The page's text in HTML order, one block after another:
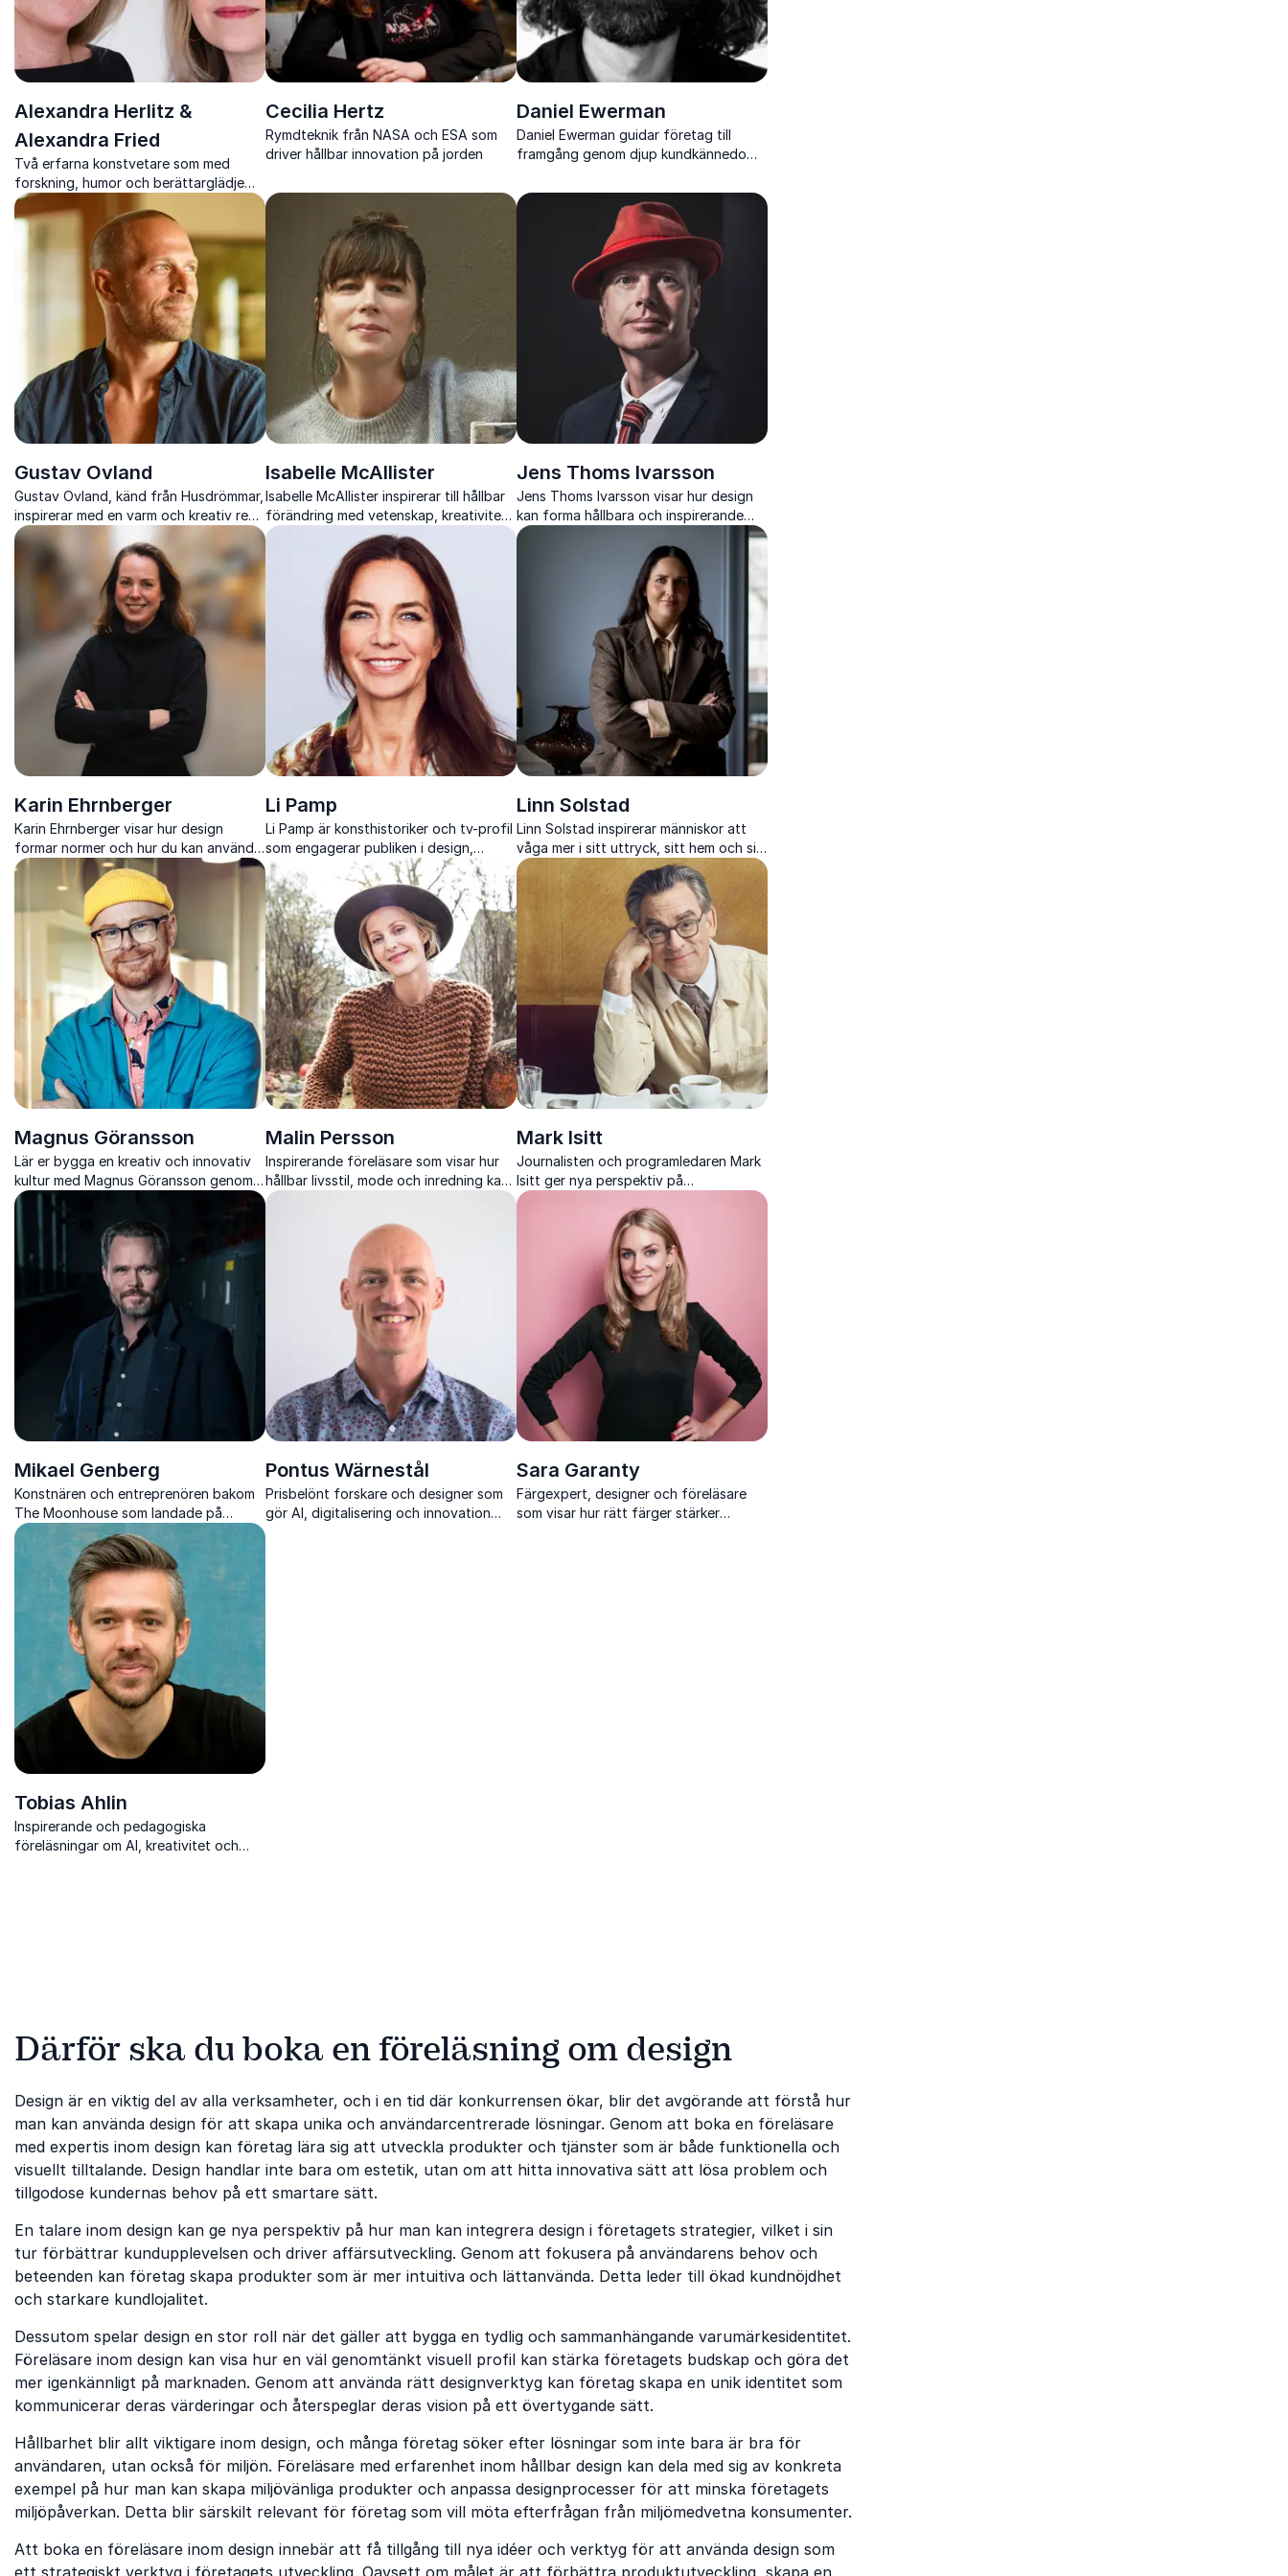
Alexandra Herlitz &
Alexandra Fried
Två erfarna konstvetare som med
forskning, humor och berättarglädje
gör konsthistoria levande för en bred
publik.
Cecilia Hertz
Rymdteknik från NASA och ESA som
driver hållbar innovation på jorden
Daniel Ewerman
Daniel Ewerman guidar företag till
framgång genom djup kundkännedom
Gustav Ovland
Gustav Ovland, känd från Husdrömmar,
inspirerar med en varm och kreativ resa
där mod, nyfikenhet och skaparlust
står i centrum.
Isabelle McAllister
Isabelle McAllister inspirerar till hållbar
förändring med vetenskap, kreativitet
och konkreta verktyg
Jens Thoms Ivarsson
Jens Thoms Ivarsson visar hur design
kan forma hållbara och inspirerande
livsmiljöer genom konkreta verktyg och
stark visuell storytelling
Karin Ehrnberger
Karin Ehrnberger visar hur design
formar normer och hur du kan använda
den för att driva innovation,
inkludering och förändring.
Li Pamp
Li Pamp är konsthistoriker och tv-profil
som engagerar publiken i design,
hållbarhet och kultur med kunskap och
närvaro.
Linn Solstad
Linn Solstad inspirerar människor att
våga mer i sitt uttryck, sitt hem och sitt
liv genom mod, kreativitet och närvaro.
Magnus Göransson
Lär er bygga en kreativ och innovativ
kultur med Magnus Göransson genom
lekfulla och effektiva metoder.
Malin Persson
Inspirerande föreläsare som visar hur
hållbar livsstil, mode och inredning kan
förenas med stil, kvalitet och
Mark Isitt
Journalisten och programledaren Mark
Isitt ger nya perspektiv på
arkitekturens betydelse för städer,
kultur och människors vardag.
Mikael Genberg
Konstnären och entreprenören bakom
The Moonhouse som landade på
månen 2025 och inspirerar
organisationer att tänka större, våga
mer och börja göra.
Pontus Wärnestål
Prisbelönt forskare och designer som
gör AI, digitalisering och innovation
begripligt, konkret och direkt
Sara Garanty
Färgexpert, designer och föreläsare
som visar hur rätt färger stärker
Tobias Ahlin
Inspirerande och pedagogiska
föreläsningar om AI, kreativitet och
Därför ska du boka en föreläsning om design
Design är en viktig del av alla verksamheter, och i en tid där konkurrensen ökar, blir det avgörande att förstå hur
man kan använda design för att skapa unika och användarcentrerade lösningar. Genom att boka en föreläsare
med expertis inom design kan företag lära sig att utveckla produkter och tjänster som är både funktionella och
visuellt tilltalande. Design handlar inte bara om estetik, utan om att hitta innovativa sätt att lösa problem och
tillgodose kundernas behov på ett smartare sätt.
En talare inom design kan ge nya perspektiv på hur man kan integrera design i företagets strategier, vilket i sin
tur förbättrar kundupplevelsen och driver affärsutveckling. Genom att fokusera på användarens behov och
beteenden kan företag skapa produkter som är mer intuitiva och lättanvända. Detta leder till ökad kundnöjdhet
och starkare kundlojalitet.
Dessutom spelar design en stor roll när det gäller att bygga en tydlig och sammanhängande varumärkesidentitet.
Föreläsare inom design kan visa hur en väl genomtänkt visuell profil kan stärka företagets budskap och göra det
mer igenkännligt på marknaden. Genom att använda rätt designverktyg kan företag skapa en unik identitet som
kommunicerar deras värderingar och återspeglar deras vision på ett övertygande sätt.
Hållbarhet blir allt viktigare inom design, och många företag söker efter lösningar som inte bara är bra för
användaren, utan också för miljön. Föreläsare med erfarenhet inom hållbar design kan dela med sig av konkreta
exempel på hur man kan skapa miljövänliga produkter och anpassa designprocesser för att minska företagets
miljöpåverkan. Detta blir särskilt relevant för företag som vill möta efterfrågan från miljömedvetna konsumenter.
Att boka en föreläsare inom design innebär att få tillgång till nya idéer och verktyg för att använda design som
ett strategiskt verktyg i företagets utveckling. Oavsett om målet är att förbättra produktutveckling, skapa en